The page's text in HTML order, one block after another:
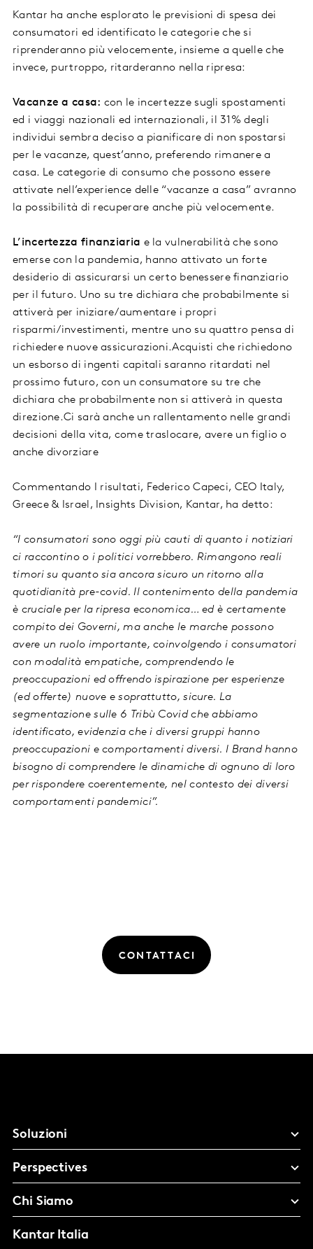
Kantar ha anche esplorato le previsioni di spesa dei
consumatori ed identificato le categorie che si
riprenderanno più velocemente, insieme a quelle che
invece, purtroppo, ritarderanno nella ripresa:
Vacanze a casa: con le incertezze sugli spostamenti
ed i viaggi nazionali ed internazionali, il 31% degli
individui sembra deciso a pianificare di non spostarsi
per le vacanze, quest’anno, preferendo rimanere a
casa. Le categorie di consumo che possono essere
attivate nell’experience delle “vacanze a casa” avranno
la possibilità di recuperare anche più velocemente.
L’incertezza finanziaria e la vulnerabilità che sono
emerse con la pandemia, hanno attivato un forte
desiderio di assicurarsi un certo benessere finanziario
per il futuro. Uno su tre dichiara che probabilmente si
attiverà per iniziare/aumentare i propri
risparmi/investimenti, mentre uno su quattro pensa di
richiedere nuove assicurazioni.Acquisti che richiedono
un esborso di ingenti capitali saranno ritardati nel
prossimo futuro, con un consumatore su tre che
dichiara che probabilmente non si attiverà in questa
direzione.Ci sarà anche un rallentamento nelle grandi
decisioni della vita, come traslocare, avere un figlio o
anche divorziare
Commentando I risultati, Federico Capeci, CEO Italy,
Greece & Israel, Insights Division, Kantar, ha detto:
“I consumatori sono oggi più cauti di quanto i notiziari
ci raccontino o i politici vorrebbero. Rimangono reali
timori su quanto sia ancora sicuro un ritorno alla
quotidianità pre-covid. Il contenimento della pandemia
è cruciale per la ripresa economica… ed è certamente
compito dei Governi, ma anche le marche possono
avere un ruolo importante, coinvolgendo i consumatori
con modalità empatiche, comprendendo le
preoccupazioni ed offrendo ispirazione per esperienze
(ed offerte) nuove e soprattutto, sicure. La
segmentazione sulle 6 Tribù Covid che abbiamo
identificato, evidenzia che i diversi gruppi hanno
preoccupazioni e comportamenti diversi. I Brand hanno
bisogno di comprendere le dinamiche di ognuno di loro
per rispondere coerentemente, nel contesto dei diversi
comportamenti pandemici”.
CONTATTACI
Soluzioni
Perspectives
Chi Siamo
Kantar Italia